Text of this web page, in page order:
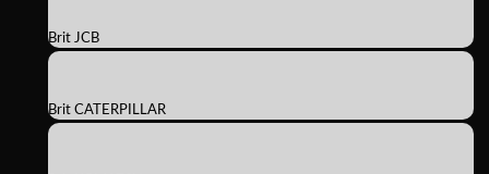
Brit JCB
Brit CATERPILLAR